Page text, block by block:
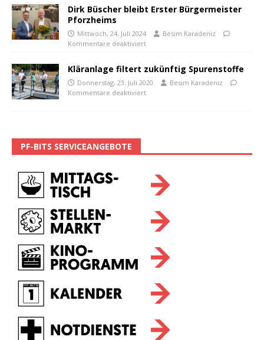
Dirk Büscher bleibt Erster Bürgermeister
Pforzheims
Mittwoch, 24. Juli 2024
Besim Karadeniz
Kommentare deaktiviert
Kläranlage filtert zukünftig Spurenstoffe
Donnerstag, 23. Juli 2020
Besim Karadeniz
Kommentare deaktiviert
PF-BITS SERVICEANGEBOTE